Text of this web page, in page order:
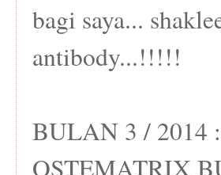
bagi saya...
antibody...!!!!!
BULAN 3 / 2014
OSTEMATRIX